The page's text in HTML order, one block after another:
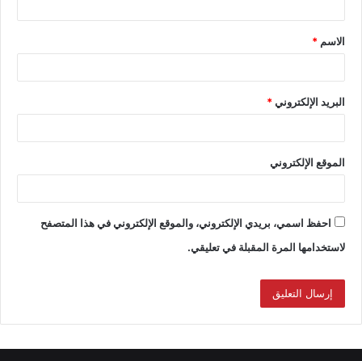
الاسم *
البريد الإلكتروني*
الموقع الإلكتروني
احفظ اسمي، بريدي الإلكتروني، والموقع الإلكتروني في هذا المتصفح
لاستخدامها المرة المقبلة في تعليقي.